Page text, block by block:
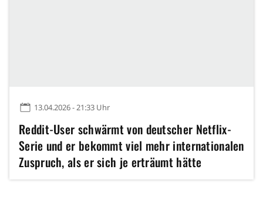
13.04.2026 - 21:33 Uhr
Reddit-User schwärmt von deutscher Netflix-
Serie und er bekommt viel mehr internationalen
Zuspruch, als er sich je erträumt hätte